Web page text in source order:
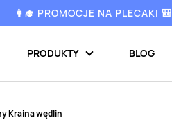
👩‍🎓 PROMOCJE NA PLECAKI 🎒
PRODUKTY BLOG
Kraina wędlin